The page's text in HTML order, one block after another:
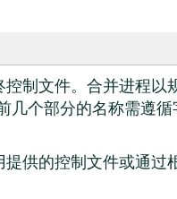
制文件。合并进程以
几个部分的名称需遵
供的控制文件或通过